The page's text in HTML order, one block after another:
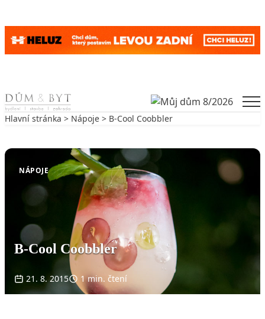
Skip to content
Hlavní stránka > Nápoje > B-Cool Coobbler
NÁPOJE
B-Cool Coobbler
21. 8. 2015 1 min. čtení